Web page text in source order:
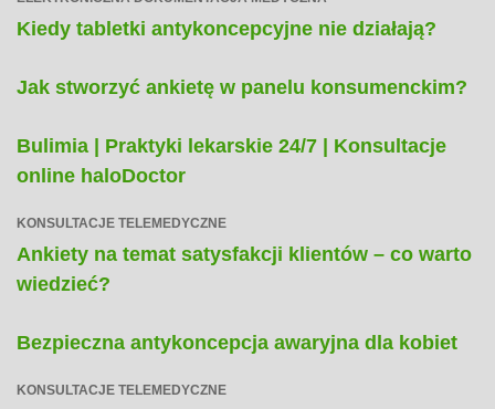
Kiedy tabletki antykoncepcyjne nie działają?
Jak stworzyć ankietę w panelu konsumenckim?
Bulimia | Praktyki lekarskie 24/7 | Konsultacje
online haloDoctor
KONSULTACJE TELEMEDYCZNE
Ankiety na temat satysfakcji klientów – co warto
wiedzieć?
Bezpieczna antykoncepcja awaryjna dla kobiet
KONSULTACJE TELEMEDYCZNE